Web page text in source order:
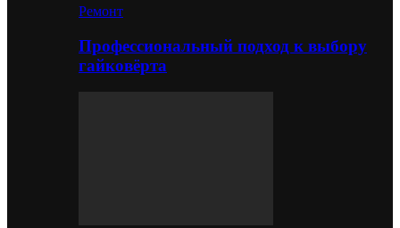
Ремонт
Профессиональный подход к выбору
гайковёрта